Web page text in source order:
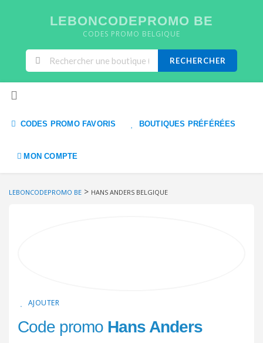
LEBONCODEPROMO BE
CODES PROMO BELGIQUE
RECHERCHER
CODES PROMO FAVORIS BOUTIQUES PRÉFÉRÉES
MON COMPTE
LEBONCODEPROMO BE > HANS ANDERS BELGIQUE
AJOUTER
Code promo Hans Anders